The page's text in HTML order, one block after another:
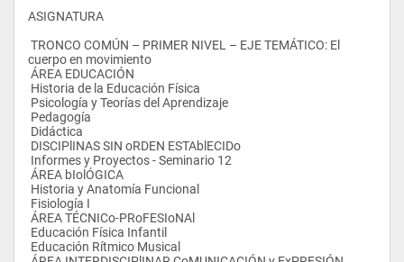
los
efectos de cualificar la formación profesional de los
egresados, a manera de red temática. Este Tronco contempla
dos
tipos de disciplinas:
orden correlativo.
establecido, debiendo ser cursadas en cualquier momento
del Plan), ser cursadas previo al ingreso de algún nivel.
Complementarios):
ofrecido por cada Centro que pretende contemplar las
necesidades locales - las cuales establecen diferentes
realidades
ASIGNATURA
cuerpo en movimiento
ÁREA EDUCACIÓN
Historia de la Educación Física
Psicología y Teorías del Aprendizaje
Pedagogía
Didáctica
DISCIPlINAS SIN oRDEN ESTAblECIDo
Informes y Proyectos - Seminario 12
ÁREA bIolÓGICA
Historia y Anatomía Funcional
Fisiología I
ÁREA TÉCNICo-PRoFESIoNAl
Educación Física Infantil
Educación Rítmico Musical